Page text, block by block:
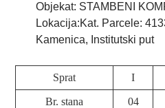
Objekat: STAMBENI
Lokacija:Kat. Parcele:
Kamenica, Institutski put
Sprat I
Br. stana 04